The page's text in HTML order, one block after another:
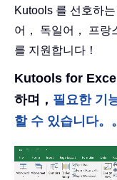
Kutools 를 선호하
어， 독일어， 프랑
를 지원합니다！
Kutools for
하며， 필요한 기
할 수 있습니다。